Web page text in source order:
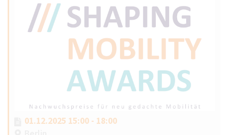
01.12.2025 15:00 - 18:00